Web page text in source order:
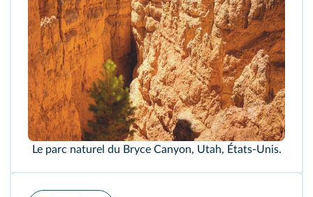
Le parc naturel du Bryce Canyon, Utah, États-Unis.